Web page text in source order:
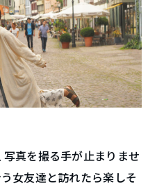
写真を撮る手が止まりませ
女友達と訪れたら楽しそ